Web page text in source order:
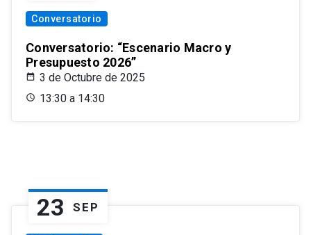
Conversatorio
Conversatorio: “Escenario Macro y
Presupuesto 2026”
3 de Octubre de 2025
13:30 a 14:30
23 SEP